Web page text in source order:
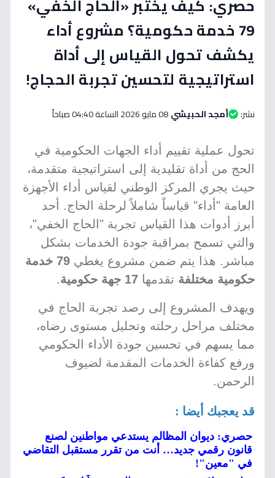
حصري: كيف يختبر «الحاج الخفي»
79 خدمة حكومية؟ مشروع أداء
يكشف تحول القياس إلى أداة
استراتيجية لتحسين تجربة الحجاج!
نشر: أمجد الحبيشي08 مايو 2026 الساعة 04:40 صباحاً
تحول عملية تقييم أداء الجهات الحكومية في
الحج من أداة تقليدية إلى استراتيجية متقدمة،
حيث يجري المركز الوطني لقياس أداء الأجهزة
العامة "أداء" قياساً شاملاً لرحلة الحاج. أحد
أبرز أدوات هذا القياس تجربة "الحاج الخفي"،
والتي تسمح بمراقبة جودة الخدمات بشكل
مباشر. هذا يتم ضمن مشروع يغطي
79 خدمة
حكومية مختلفة تقدمها 17 جهة حكومية .
ويهدف المشروع إلى رصد تجربة الحاج في
مختلف مراحل رحلته وتحليل مستوى رضاه،
مما يسهم في تحسين جودة الأداء الحكومي
ورفع كفاءة الخدمات المقدمة لضيوف
الرحمن.
قد يعجبك أيضا :
حصري: ديوان المظالم يستدعي مواطنين لصنع
قانون رقمي جديد… أنت من تقرر مستقبل التقاضي
في "معين"!